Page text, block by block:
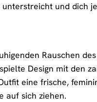
und dich
Rauschen
Design mit den
eine frische,
auf sich ziehen.